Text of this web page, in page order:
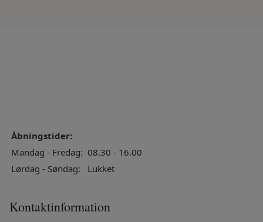
Åbningstider:
Mandag - Fredag: 08.30 - 16.00
Lørdag - Søndag:
Lukket
Kontaktinformation